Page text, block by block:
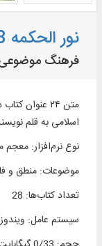
نور الحکمه 3
فرهنگ
اسلامی به قلم
نوع نرم‌افزار:معجم
موضوعات:منطق و
تعداد کتاب‌ها:
28
سیستم عامل: ویندوز 7 به